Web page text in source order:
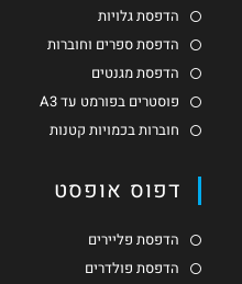
הדפסת גלויות
הדפסת ספרים וחוברות
הדפסת מגנטים
פוסטרים בפורמט עד A3
חוברות בכמויות קטנות
דפוס אופסט
הדפסת פליירים
הדפסת פולדרים